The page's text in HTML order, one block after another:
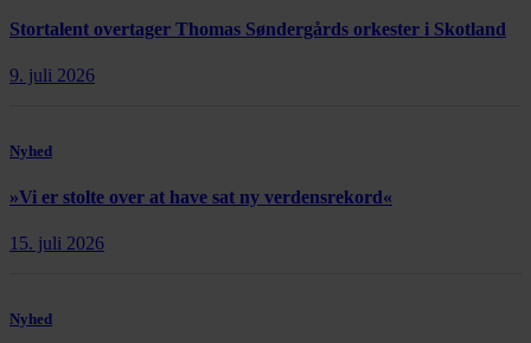
Stortalent overtager Thomas Søndergårds orkester i Skotland
9. juli 2026
Nyhed
»Vi er stolte over at have sat ny verdensrekord«
15. juli 2026
Nyhed